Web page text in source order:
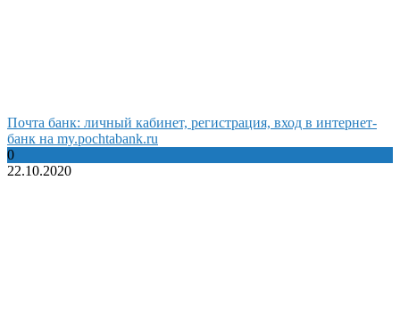
Почта банк: личный кабинет, регистрация, вход в интернет-
банк на my.pochtabank.ru
0
22.10.2020